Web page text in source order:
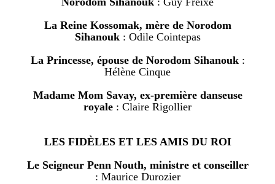
La Reine Kossomak, mère de Norodom
Sihanouk : Odile Cointepas
La Princesse, épouse de Norodom Sihanouk :
Hélène Cinque
Madame Mom Savay, ex-première danseuse
royale : Claire Rigollier
LES FIDÈLES ET LES AMIS DU ROI
Le Seigneur Penn Nouth, ministre et conseiller
: Maurice Durozier